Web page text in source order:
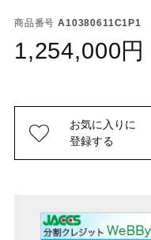
商品番号 A10380611C1P1
1,254,000
お気に入りに
登録する